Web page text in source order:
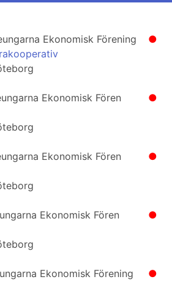
●
Ekonomisk Förening
●
Ekonomisk Fören
●
Ekonomisk Fören
●
Ekonomisk Fören
●
Ekonomisk Förening